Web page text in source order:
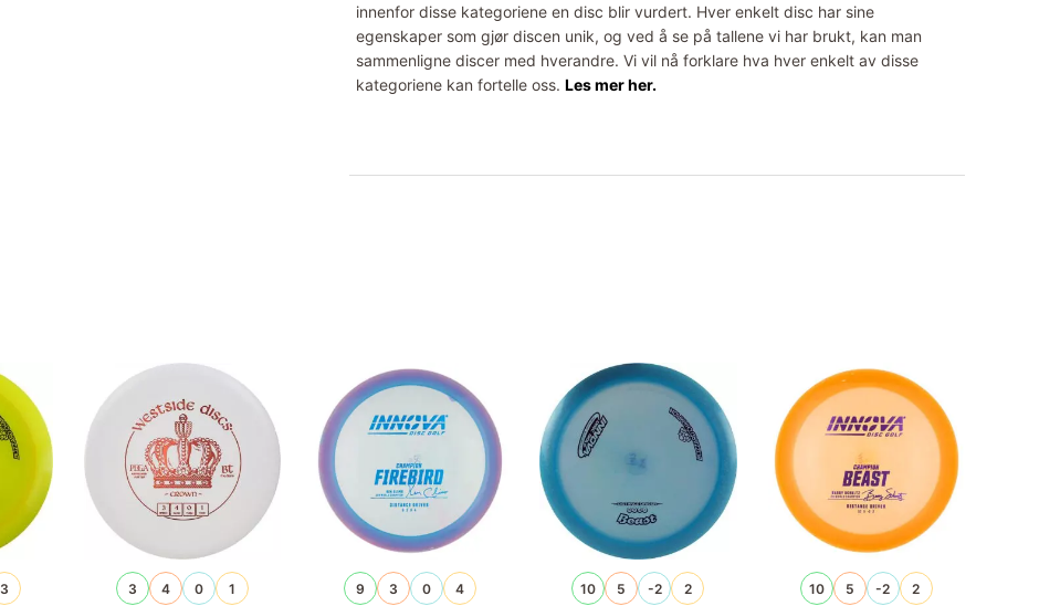
innenfor disse kategoriene en disc blir vurdert. Hver enkelt disc har sine
egenskaper som gjør discen unik, og ved å se på tallene vi har brukt, kan man
sammenligne discer med hverandre. Vi vil nå forklare hva hver enkelt av disse
kategoriene kan fortelle oss.Les mer her.
3 3 4 0 1 9 3 0 4 10 5 -2 2 10 5 -2 2